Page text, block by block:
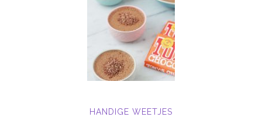
HANDIGE WEETJES